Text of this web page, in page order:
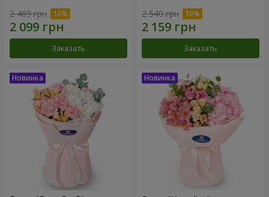
2 469 грн
Заказать
2 540 грн
Заказать